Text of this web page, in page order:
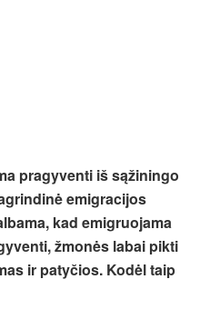
pragyventi iš sąžiningo
emigracijos
kad emigruojama
žmonės labai pikti
ir patyčios. Kodėl taip